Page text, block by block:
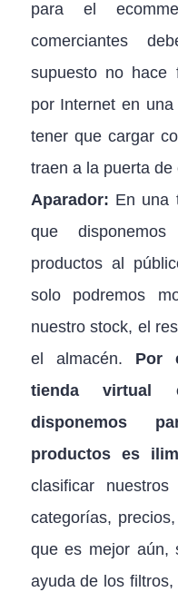
para el
comerciantes
supuesto no hace
por Internet en
tener que cargar
traen a la puerta de
Aparador: En una
que
productos al
solo podremos
nuestro stock, el
el almacén. Por
tienda virtual
disponemos
productos es
clasificar
categorías,
que es mejor aún,
ayuda de los